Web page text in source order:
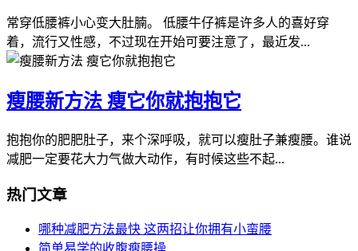
常穿低腰裤小心变大肚腩。 低腰牛仔裤是许多人的喜好穿
着，流行又性感，不过现在开始可要注意了，最近发...
瘦腰新方法 瘦它你就抱抱它
抱抱你的肥肥肚子，来个深呼吸，就可以瘦肚子兼瘦腰。谁说
减肥一定要花大力气做大动作，有时候这些不起...
热门文章
哪种减肥方法最快 这两招让你拥有小蛮腰